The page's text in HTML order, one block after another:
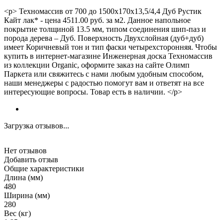
<p> Техномассив от 700 до 1500х170х13,5/4,4 Дуб Рустик
Кайт лак* - цена 4511.00 руб. за м2. Данное напольное
покрытие толщиной 13.5 мм, типом соединения шип-паз и
порода дерева – Дуб. Поверхность Двухслойная (дуб+дуб)
имеет Коричневый тон и тип фаски четырехсторонняя. Чтобы
купить в интернет-магазине Инженерная доска Техномассив
из коллекции Organic, оформите заказ на сайте Олимп
Паркета или свяжитесь с нами любым удобным способом,
наши менеджеры с радостью помогут вам и ответят на все
интересующие вопросы. Товар есть в наличии. </p>
Загрузка отзывов...
Нет отзывов
Добавить отзыв
Общие характеристики
Длина (мм)
480
Ширина (мм)
280
Вес (кг)